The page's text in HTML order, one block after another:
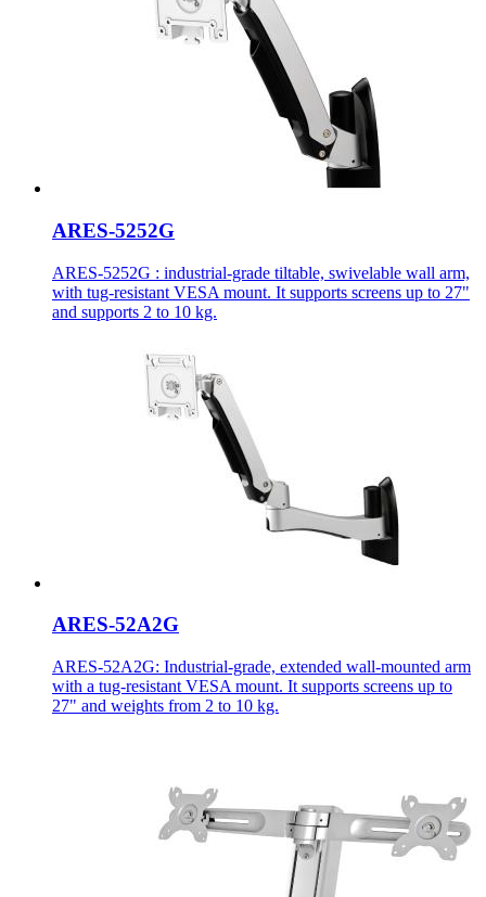
ARES-5252G
ARES-5252G : industrial-grade tiltable, swivelable wall arm,
with tug-resistant VESA mount. It supports screens up to 27"
and supports 2 to 10 kg.
ARES-52A2G
ARES-52A2G: Industrial-grade, extended wall-mounted arm
with a tug-resistant VESA mount. It supports screens up to
27" and weights from 2 to 10 kg.